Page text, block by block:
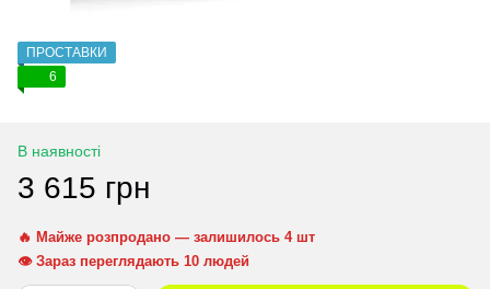
ПРОСТАВКИ
6
В наявності
3 615 грн
🔥 Майже розпродано — залишилось 4 шт
👁 Зараз переглядають 10 людей